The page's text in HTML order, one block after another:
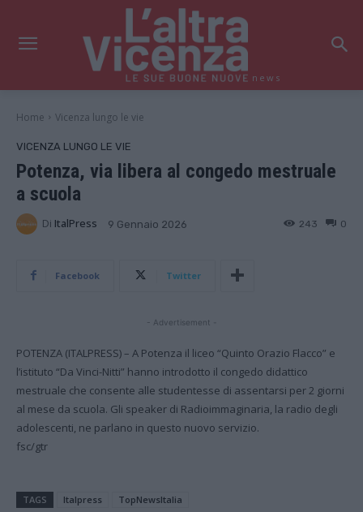
news
Home Vicenza lungo le vie
VICENZA LUNGO LE VIE
Potenza, via libera al congedo mestruale
a scuola
Di ItalPress 9 Gennaio 2026 0
243
Facebook Twitter
- Advertisement -
POTENZA (ITALPRESS) – A Potenza il liceo “Quinto Orazio Flacco” e
l’istituto “Da Vinci-Nitti” hanno introdotto il congedo didattico
mestruale che consente alle studentesse di assentarsi per 2 giorni
al mese da scuola. Gli speaker di Radioimmaginaria, la radio degli
adolescenti, ne parlano in questo nuovo servizio.
fsc/gtr
TAGS Italpress TopNewsItalia